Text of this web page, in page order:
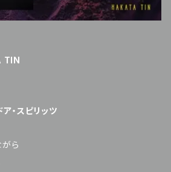
TIN
・スピリッツ
ら